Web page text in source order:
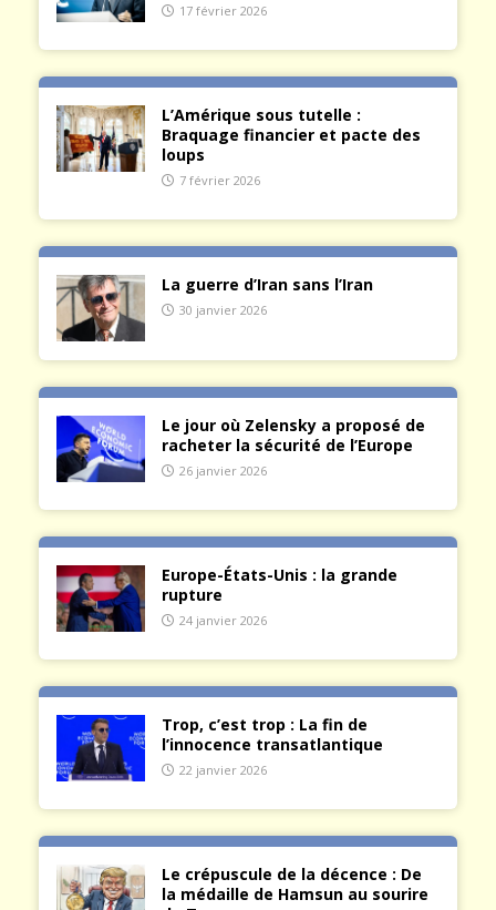
17 février 2026
L’Amérique sous tutelle :
Braquage financier et pacte des
loups
7 février 2026
La guerre d’Iran sans l’Iran
30 janvier 2026
Le jour où Zelensky a proposé de
racheter la sécurité de l’Europe
26 janvier 2026
Europe-États-Unis : la grande
rupture
24 janvier 2026
Trop, c’est trop : La fin de
l’innocence transatlantique
22 janvier 2026
Le crépuscule de la décence : De
la médaille de Hamsun au sourire